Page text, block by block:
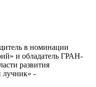
в номинации
и обладатель ГРАН-
развития
лучник» -